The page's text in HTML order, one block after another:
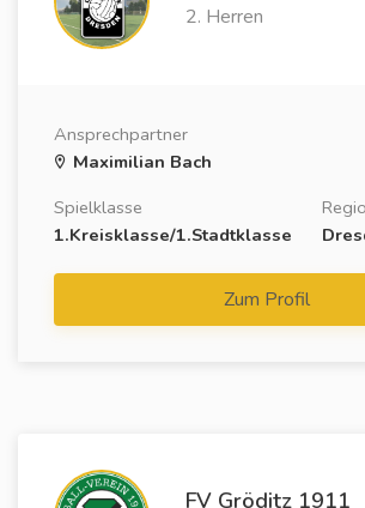
2. Herren
Ansprechpartner
Maximilian Bach
Spielklasse
1.Kreisklasse/1.Stadtklasse
Zum Profil
FV Gröditz 1911